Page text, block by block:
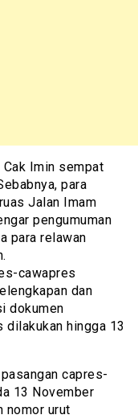
Imin sempat
para
Jalan Imam
pengumuman
para relawan
cawapres
dan
dokumen
hingga 13
capres-
13 November
nomor urut